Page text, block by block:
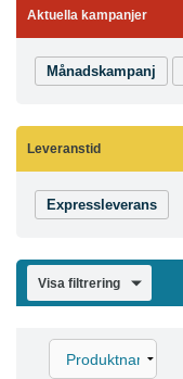
Aktuella kampanjer
Månadskampanj
Leveranstid
Expressleverans
Visa filtrering